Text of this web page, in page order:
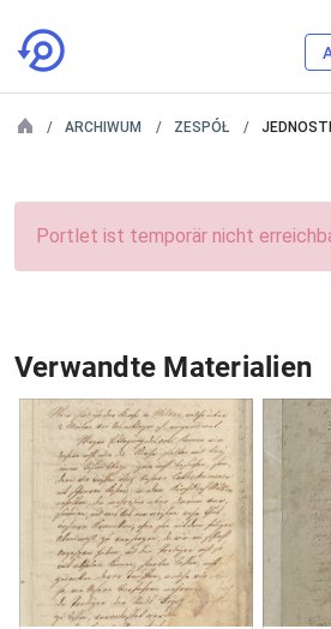
ARCHIWUM ZESPÓŁ
Portlet ist temporär nicht
Verwandte Materialien